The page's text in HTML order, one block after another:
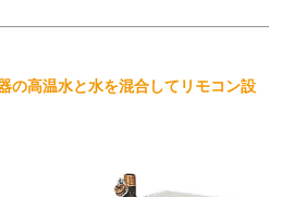
の高温水と水を混合してリモコン設